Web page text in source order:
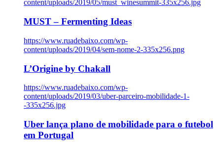
content/uploads/2019/05/must_winesummit-335x256.jpg
MUST – Fermenting Ideas
https://www.ruadebaixo.com/wp-
content/uploads/2019/04/sem-nome-2-335x256.png
L’Origine by Chakall
https://www.ruadebaixo.com/wp-
content/uploads/2019/03/uber-parceiro-mobilidade-1-
-335x256.jpg
Uber lança plano de mobilidade para o futebol
em Portugal